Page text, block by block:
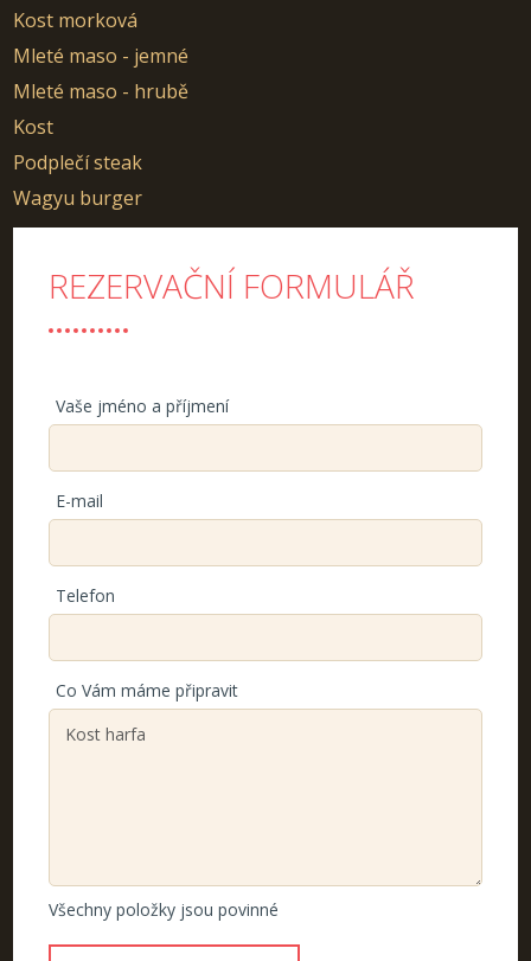
Kost morková
Mleté maso - jemné
Mleté maso - hrubě
Kost
Podplečí steak
Wagyu burger
REZERVAČNÍ FORMULÁŘ
Vaše jméno a příjmení
E-mail
Telefon
Co Vám máme připravit
Všechny položky jsou povinné